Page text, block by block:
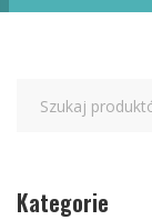
Kategorie